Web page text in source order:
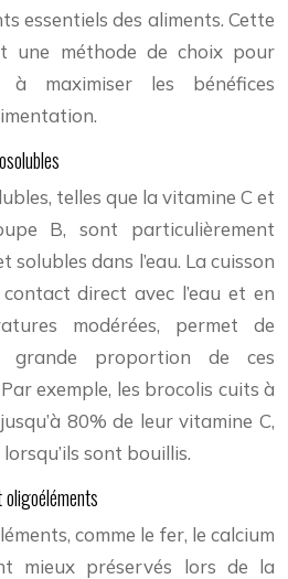
essentiels des aliments. Cette
une méthode de choix pour
maximiser les bénéfices
telles que la vitamine C et
B, sont particulièrement
solubles dans l’eau. La cuisson
direct avec l’eau et en
modérées, permet de
grande proportion de ces
exemple, les brocolis cuits à
80% de leur vitamine C,
sont bouillis.
comme le fer, le calcium
mieux préservés lors de la